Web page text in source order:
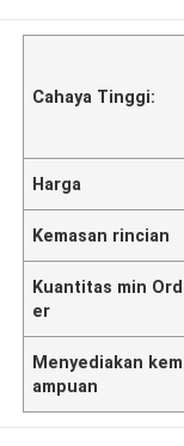
Cahaya Tinggi:
Harga
Kemasan rincian
Kuantitas min Ord
er
Menyediakan kem
ampuan